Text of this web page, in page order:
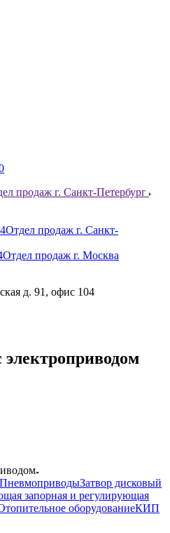
продаж г. Санкт-Петербург
Отдел продаж г. Санкт-
Отдел продаж г. Москва
д. 91, офис 104
ПневмоприводыЗатвор дисковый
запорная и регулирующая
оборудованиеКИП